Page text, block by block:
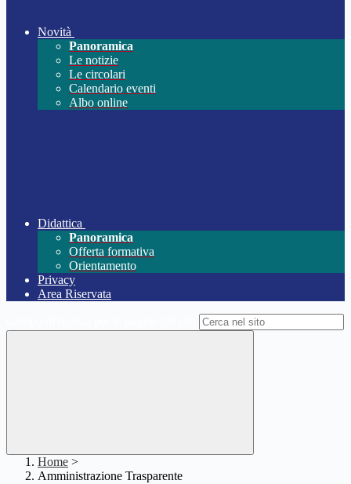
Novità
Panoramica
Le notizie
Le circolari
Calendario eventi
Albo online
Didattica
Panoramica
Offerta formativa
Orientamento
Privacy
Area Riservata
Home >
Amministrazione Trasparente